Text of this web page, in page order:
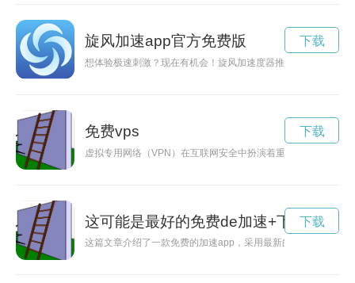
旋风加速app官方免费版
想体验极速刺激？现在有机会！旋风加速度器推出免费两小时
下载
免费vps
虚拟专用网络（VPN）在互联网安全中扮演着重要角色，但有
下载
这可能是最好的免费de加速+下载无敌
这篇文章介绍了一款免费的加速app，采用最新的加密技术确
下载